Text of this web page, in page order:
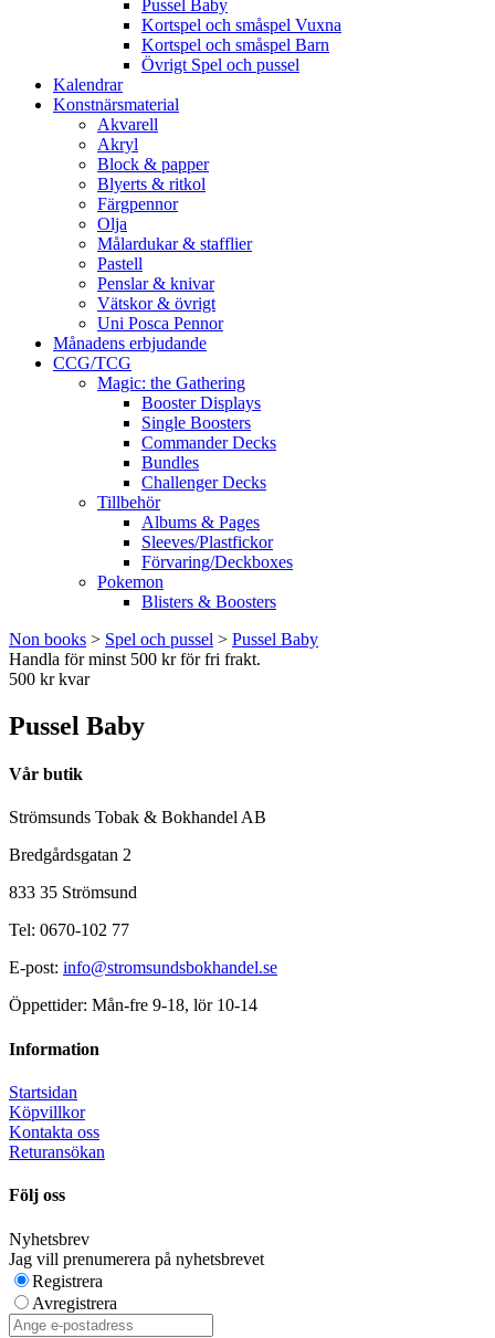
Pussel Baby
Kortspel och småspel Vuxna
Kortspel och småspel Barn
Övrigt Spel och pussel
Kalendrar
Konstnärsmaterial
Akvarell
Akryl
Block & papper
Blyerts & ritkol
Färgpennor
Olja
Målardukar & stafflier
Pastell
Penslar & knivar
Vätskor & övrigt
Uni Posca Pennor
Månadens erbjudande
CCG/TCG
Magic: the Gathering
Booster Displays
Single Boosters
Commander Decks
Bundles
Challenger Decks
Tillbehör
Albums & Pages
Sleeves/Plastfickor
Förvaring/Deckboxes
Pokemon
Blisters & Boosters
Non books > Spel och pussel > Pussel Baby
Handla för minst 500 kr för fri frakt.
500 kr kvar
Pussel Baby
Vår butik
Strömsunds Tobak & Bokhandel AB
Bredgårdsgatan 2
833 35 Strömsund
Tel: 0670-102 77
E-post: info@stromsundsbokhandel.se
Öppettider: Mån-fre 9-18, lör 10-14
Information
Startsidan
Köpvillkor
Kontakta oss
Returansökan
Följ oss
Nyhetsbrev
Jag vill prenumerera på nyhetsbrevet
Registrera
Avregistrera